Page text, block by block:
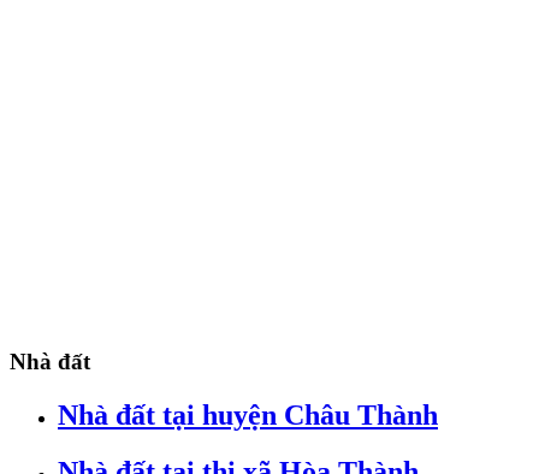
Nhà đất
Nhà đất tại huyện Châu Thành